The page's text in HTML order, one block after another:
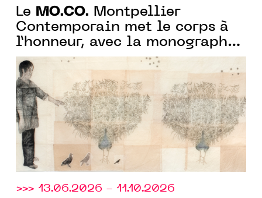
Le MO.CO. Montpellier
Contemporain met le corps à
l’honneur, avec la monographie
de Kiki Smith et avec
l'exposition collective "À fleur
de peau"
>>> 13.06.2026 - 11.10.2026